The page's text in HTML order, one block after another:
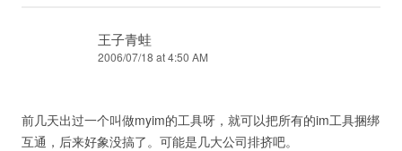
王子青蛙
2006/07/18 at 4:50 AM
前几天出过一个叫做myim的工具呀，就可以把所有的im工具捆绑
互通，后来好象没搞了。可能是几大公司排挤吧。